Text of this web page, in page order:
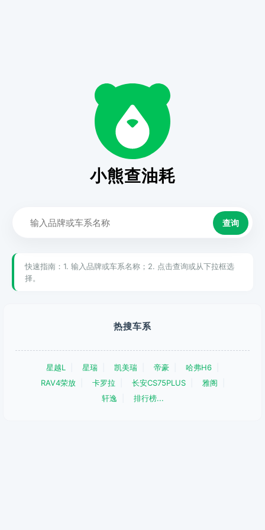
小熊查油耗
查询
快速指南：1. 输入品牌或车系名称；2. 点击查询或从下拉框选
择。
热搜车系
星越L 星瑞 凯美瑞 帝豪
哈弗H6
RAV4荣放
卡罗拉 长安CS75PLUS
雅阁
轩逸
排行榜...